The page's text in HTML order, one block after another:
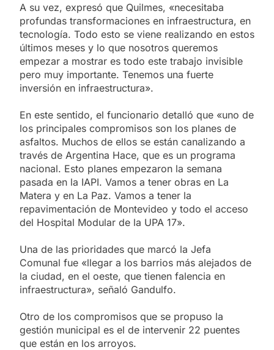
A su vez, expresó que Quilmes, «necesitaba
profundas transformaciones en infraestructura, en
tecnología. Todo esto se viene realizando en estos
últimos meses y lo que nosotros queremos
empezar a mostrar es todo este trabajo invisible
pero muy importante. Tenemos una fuerte
inversión en infraestructura».
En este sentido, el funcionario detalló que «uno de
los principales compromisos son los planes de
asfaltos. Muchos de ellos se están canalizando a
través de Argentina Hace, que es un programa
nacional. Esto planes empezaron la semana
pasada en la IAPI. Vamos a tener obras en La
Matera y en La Paz. Vamos a tener la
repavimentación de Montevideo y todo el acceso
del Hospital Modular de la UPA 17».
Una de las prioridades que marcó la Jefa
Comunal fue «llegar a los barrios más alejados de
la ciudad, en el oeste, que tienen falencia en
infraestructura», señaló Gandulfo.
Otro de los compromisos que se propuso la
gestión municipal es el de intervenir 22 puentes
que están en los arroyos.